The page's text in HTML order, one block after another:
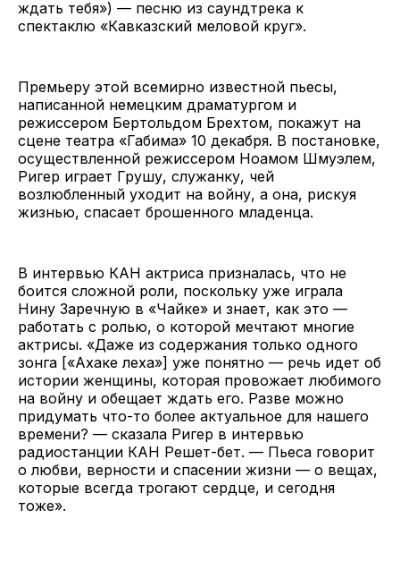
ждать тебя») — песню из саундтрека к
спектаклю «Кавказский меловой круг».
Премьеру этой всемирно известной пьесы,
написанной немецким драматургом и
режиссером Бертольдом Брехтом, покажут на
сцене театра «Габима» 10 декабря. В постановке,
осуществленной режиссером Ноамом Шмуэлем,
Ригер играет Грушу, служанку, чей
возлюбленный уходит на войну, а она, рискуя
жизнью, спасает брошенного младенца.
В интервью КАН актриса призналась, что не
боится сложной роли, поскольку уже играла
Нину Заречную в «Чайке» и знает, как это —
работать с ролью, о которой мечтают многие
актрисы. «Даже из содержания только одного
зонга [«Ахаке леха»] уже понятно — речь идет об
истории женщины, которая провожает любимого
на войну и обещает ждать его. Разве можно
придумать что-то более актуальное для нашего
времени? — сказала Ригер в интервью
радиостанции КАН Решет-бет. — Пьеса говорит
о любви, верности и спасении жизни — о вещах,
которые всегда трогают сердце, и сегодня
тоже».